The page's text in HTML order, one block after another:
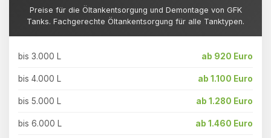
Preise für die Öltankentsorgung und Demontage von GFK
Tanks. Fachgerechte Öltankentsorgung für alle Tanktypen.
bis 3.000 L ab 920 Euro
bis 4.000 L ab 1.100 Euro
bis 5.000 L ab 1.280 Euro
bis 6.000 L ab 1.460 Euro